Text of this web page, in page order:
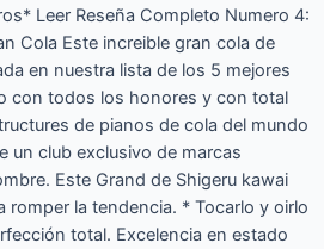
Leer Reseña Completo Numero 4:
Cola Este increible gran cola de
en nuestra lista de los 5 mejores
con todos los honores y con total
de pianos de cola del mundo
un club exclusivo de marcas
Este Grand de Shigeru kawai
romper la tendencia. * Tocarlo y oirlo
total. Excelencia en estado